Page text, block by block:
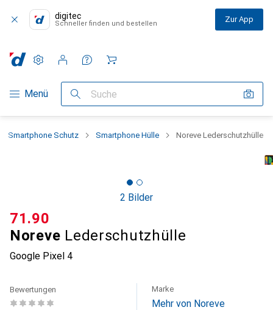
digitec
Schneller finden und bestellen Zur App
Navigation nach Kategorien
Menü Suche
Einstellungen
Kundenkonto
Vergleichslisten
Merklisten
Warenkorb
Smartphone Schutz Smartphone Hülle Noreve Lederschutzhülle
2 Bilder
Noreve Lederschutzhülle
Google Pixel 4
CHF
71.90
Bewertungen Marke
Mehr von Noreve